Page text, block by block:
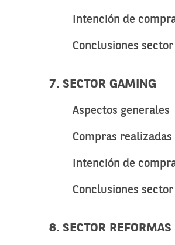
Intención de
Conclusiones
7. SECTOR GAMING
Aspectos generales
Compras realizadas
Intención de
Conclusiones
8. SECTOR REFORMAS